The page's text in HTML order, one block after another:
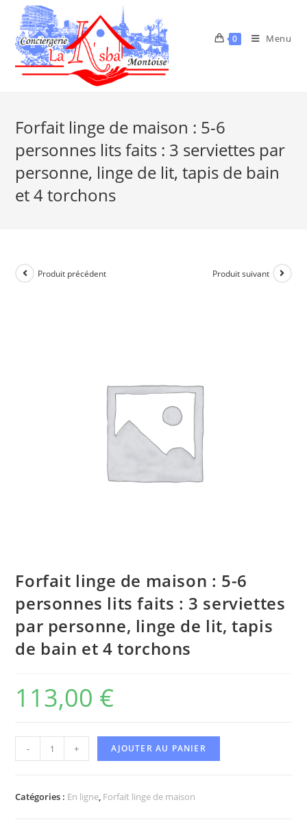
0 Menu
Forfait linge de maison : 5-6
personnes lits faits : 3 serviettes par
personne, linge de lit, tapis de bain
et 4 torchons
Produit précédent Produit suivant
Forfait linge de maison : 5-6
personnes lits faits : 3 serviettes
par personne, linge de lit, tapis
de bain et 4 torchons
113,00 €
- + AJOUTER AU PANIER
Catégories : En ligne, Forfait linge de maison